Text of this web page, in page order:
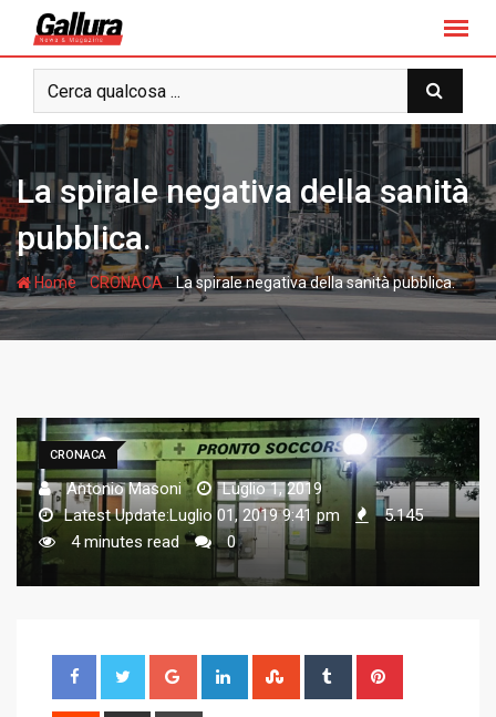
t
o
o
n
t
e
n
t
La spirale negativa della sanità
pubblica.
Home-CRONACA-La spirale negativa della sanità pubblica.
CRONACA
Antonio Masoni
Luglio 1, 2019
Latest Update:Luglio 01, 2019 9:41 pm
5.145
4 minutes read
0
o
i
t
u
i